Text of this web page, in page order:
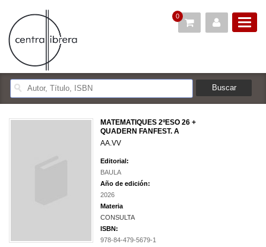
0
MATEMATIQUES 2ºESO 26 +
QUADERN FANFEST. A
AA.VV
Editorial:
BAULA
Año de edición:
2026
Materia
CONSULTA
ISBN:
978-84-479-5679-1